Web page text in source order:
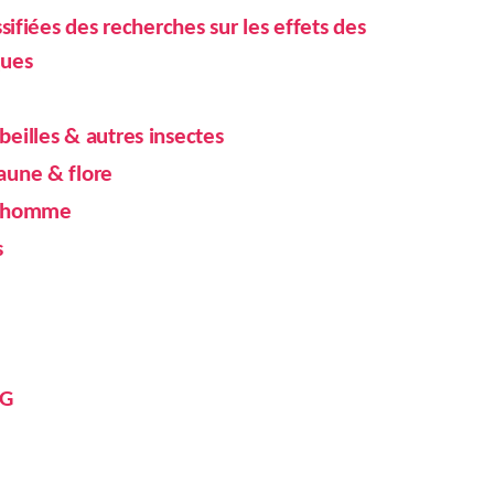
des recherches sur les effets des
& autres insectes
& flore